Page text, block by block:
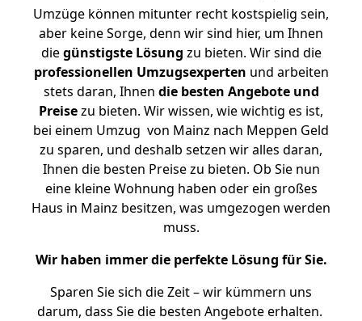
Umzüge können mitunter recht kostspielig sein,
aber keine Sorge, denn wir sind hier, um Ihnen
diegünstigste Lösung zu bieten. Wir sind die
professionellen Umzugsexperten und arbeiten
stets daran, Ihnen die besten Angebote und
Preisezu bieten. Wir wissen, wie wichtig es ist,
bei einem Umzug von Mainz nach Meppen Geld
zu sparen, und deshalb setzen wir alles daran,
Ihnen die besten Preise zu bieten. Ob Sie nun
eine kleine Wohnung haben oder ein großes
Haus in Mainz besitzen, was umgezogen werden
muss.
Wir haben immer die perfekte Lösung für Sie.
Sparen Sie sich die Zeit – wir kümmern uns
darum, dass Sie die besten Angebote erhalten.